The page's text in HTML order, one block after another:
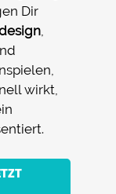
Dir
,
wirkt,